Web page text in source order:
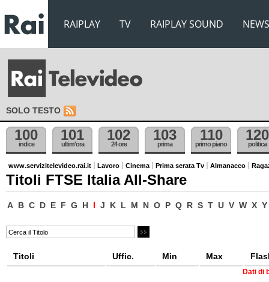
RAIPLAY TV RAIPLAY SOUND NEWS
SOLO TESTO
100
indice
101
ultim'ora
102
24 ore
103
prima
110
primo piano
120
politica
www.servizitelevideo.rai.it Lavoro Cinema Prima serata Tv Almanacco
Titoli FTSE Italia All-Share
A B C D E F G H I J K L M N O P Q R S T U V W X Y
Titoli Uffic. Min Max
Dati di